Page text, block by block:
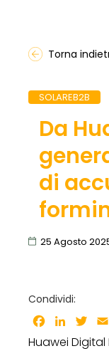
Torna
SOLAREB2B
Da
di
25 Agosto
Condividi:
Facebook
LinkedIn
Huawei